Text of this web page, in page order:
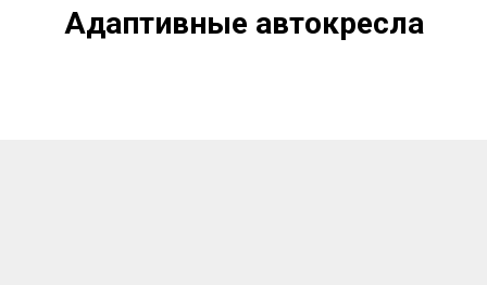
Адаптивные автокресла